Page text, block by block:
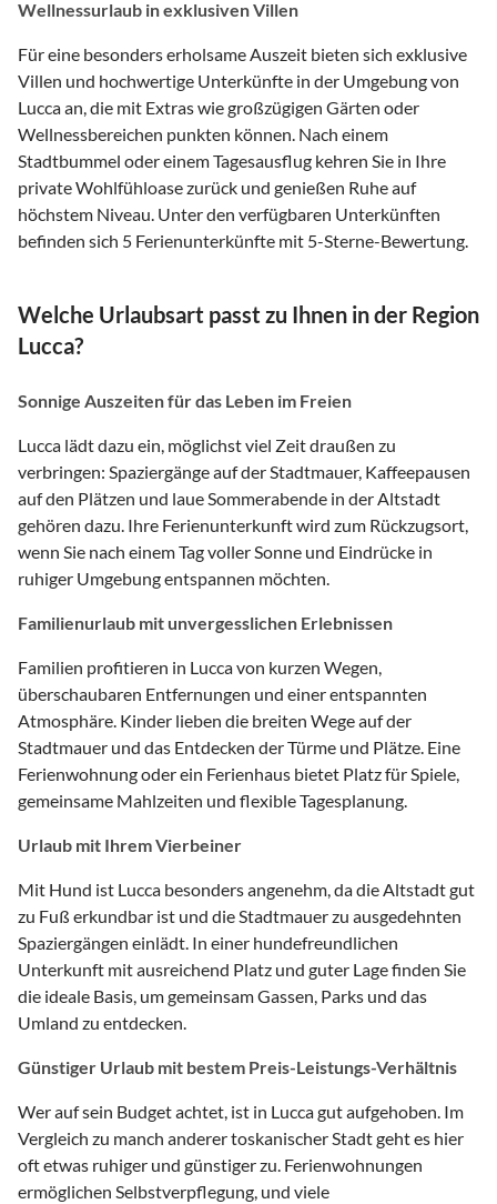
Wellnessurlaub in exklusiven Villen
Für eine besonders erholsame Auszeit bieten sich exklusive
Villen und hochwertige Unterkünfte in der Umgebung von
Lucca an, die mit Extras wie großzügigen Gärten oder
Wellnessbereichen punkten können. Nach einem
Stadtbummel oder einem Tagesausflug kehren Sie in Ihre
private Wohlfühloase zurück und genießen Ruhe auf
höchstem Niveau. Unter den verfügbaren Unterkünften
befinden sich 5 Ferienunterkünfte mit 5-Sterne-Bewertung.
Welche Urlaubsart passt zu Ihnen in der Region
Lucca?
Sonnige Auszeiten für das Leben im Freien
Lucca lädt dazu ein, möglichst viel Zeit draußen zu
verbringen: Spaziergänge auf der Stadtmauer, Kaffeepausen
auf den Plätzen und laue Sommerabende in der Altstadt
gehören dazu. Ihre Ferienunterkunft wird zum Rückzugsort,
wenn Sie nach einem Tag voller Sonne und Eindrücke in
ruhiger Umgebung entspannen möchten.
Familienurlaub mit unvergesslichen Erlebnissen
Familien profitieren in Lucca von kurzen Wegen,
überschaubaren Entfernungen und einer entspannten
Atmosphäre. Kinder lieben die breiten Wege auf der
Stadtmauer und das Entdecken der Türme und Plätze. Eine
Ferienwohnung oder ein Ferienhaus bietet Platz für Spiele,
gemeinsame Mahlzeiten und flexible Tagesplanung.
Urlaub mit Ihrem Vierbeiner
Mit Hund ist Lucca besonders angenehm, da die Altstadt gut
zu Fuß erkundbar ist und die Stadtmauer zu ausgedehnten
Spaziergängen einlädt. In einer hundefreundlichen
Unterkunft mit ausreichend Platz und guter Lage finden Sie
die ideale Basis, um gemeinsam Gassen, Parks und das
Umland zu entdecken.
Günstiger Urlaub mit bestem Preis-Leistungs-Verhältnis
Wer auf sein Budget achtet, ist in Lucca gut aufgehoben. Im
Vergleich zu manch anderer toskanischer Stadt geht es hier
oft etwas ruhiger und günstiger zu. Ferienwohnungen
ermöglichen Selbstverpflegung, und viele